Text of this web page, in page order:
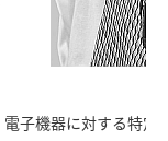
子機器に対する特